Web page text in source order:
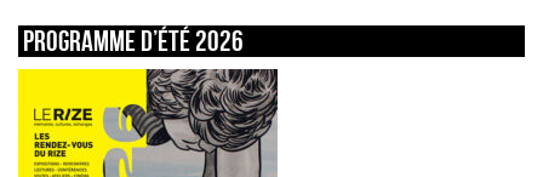
Programme d’été 2026